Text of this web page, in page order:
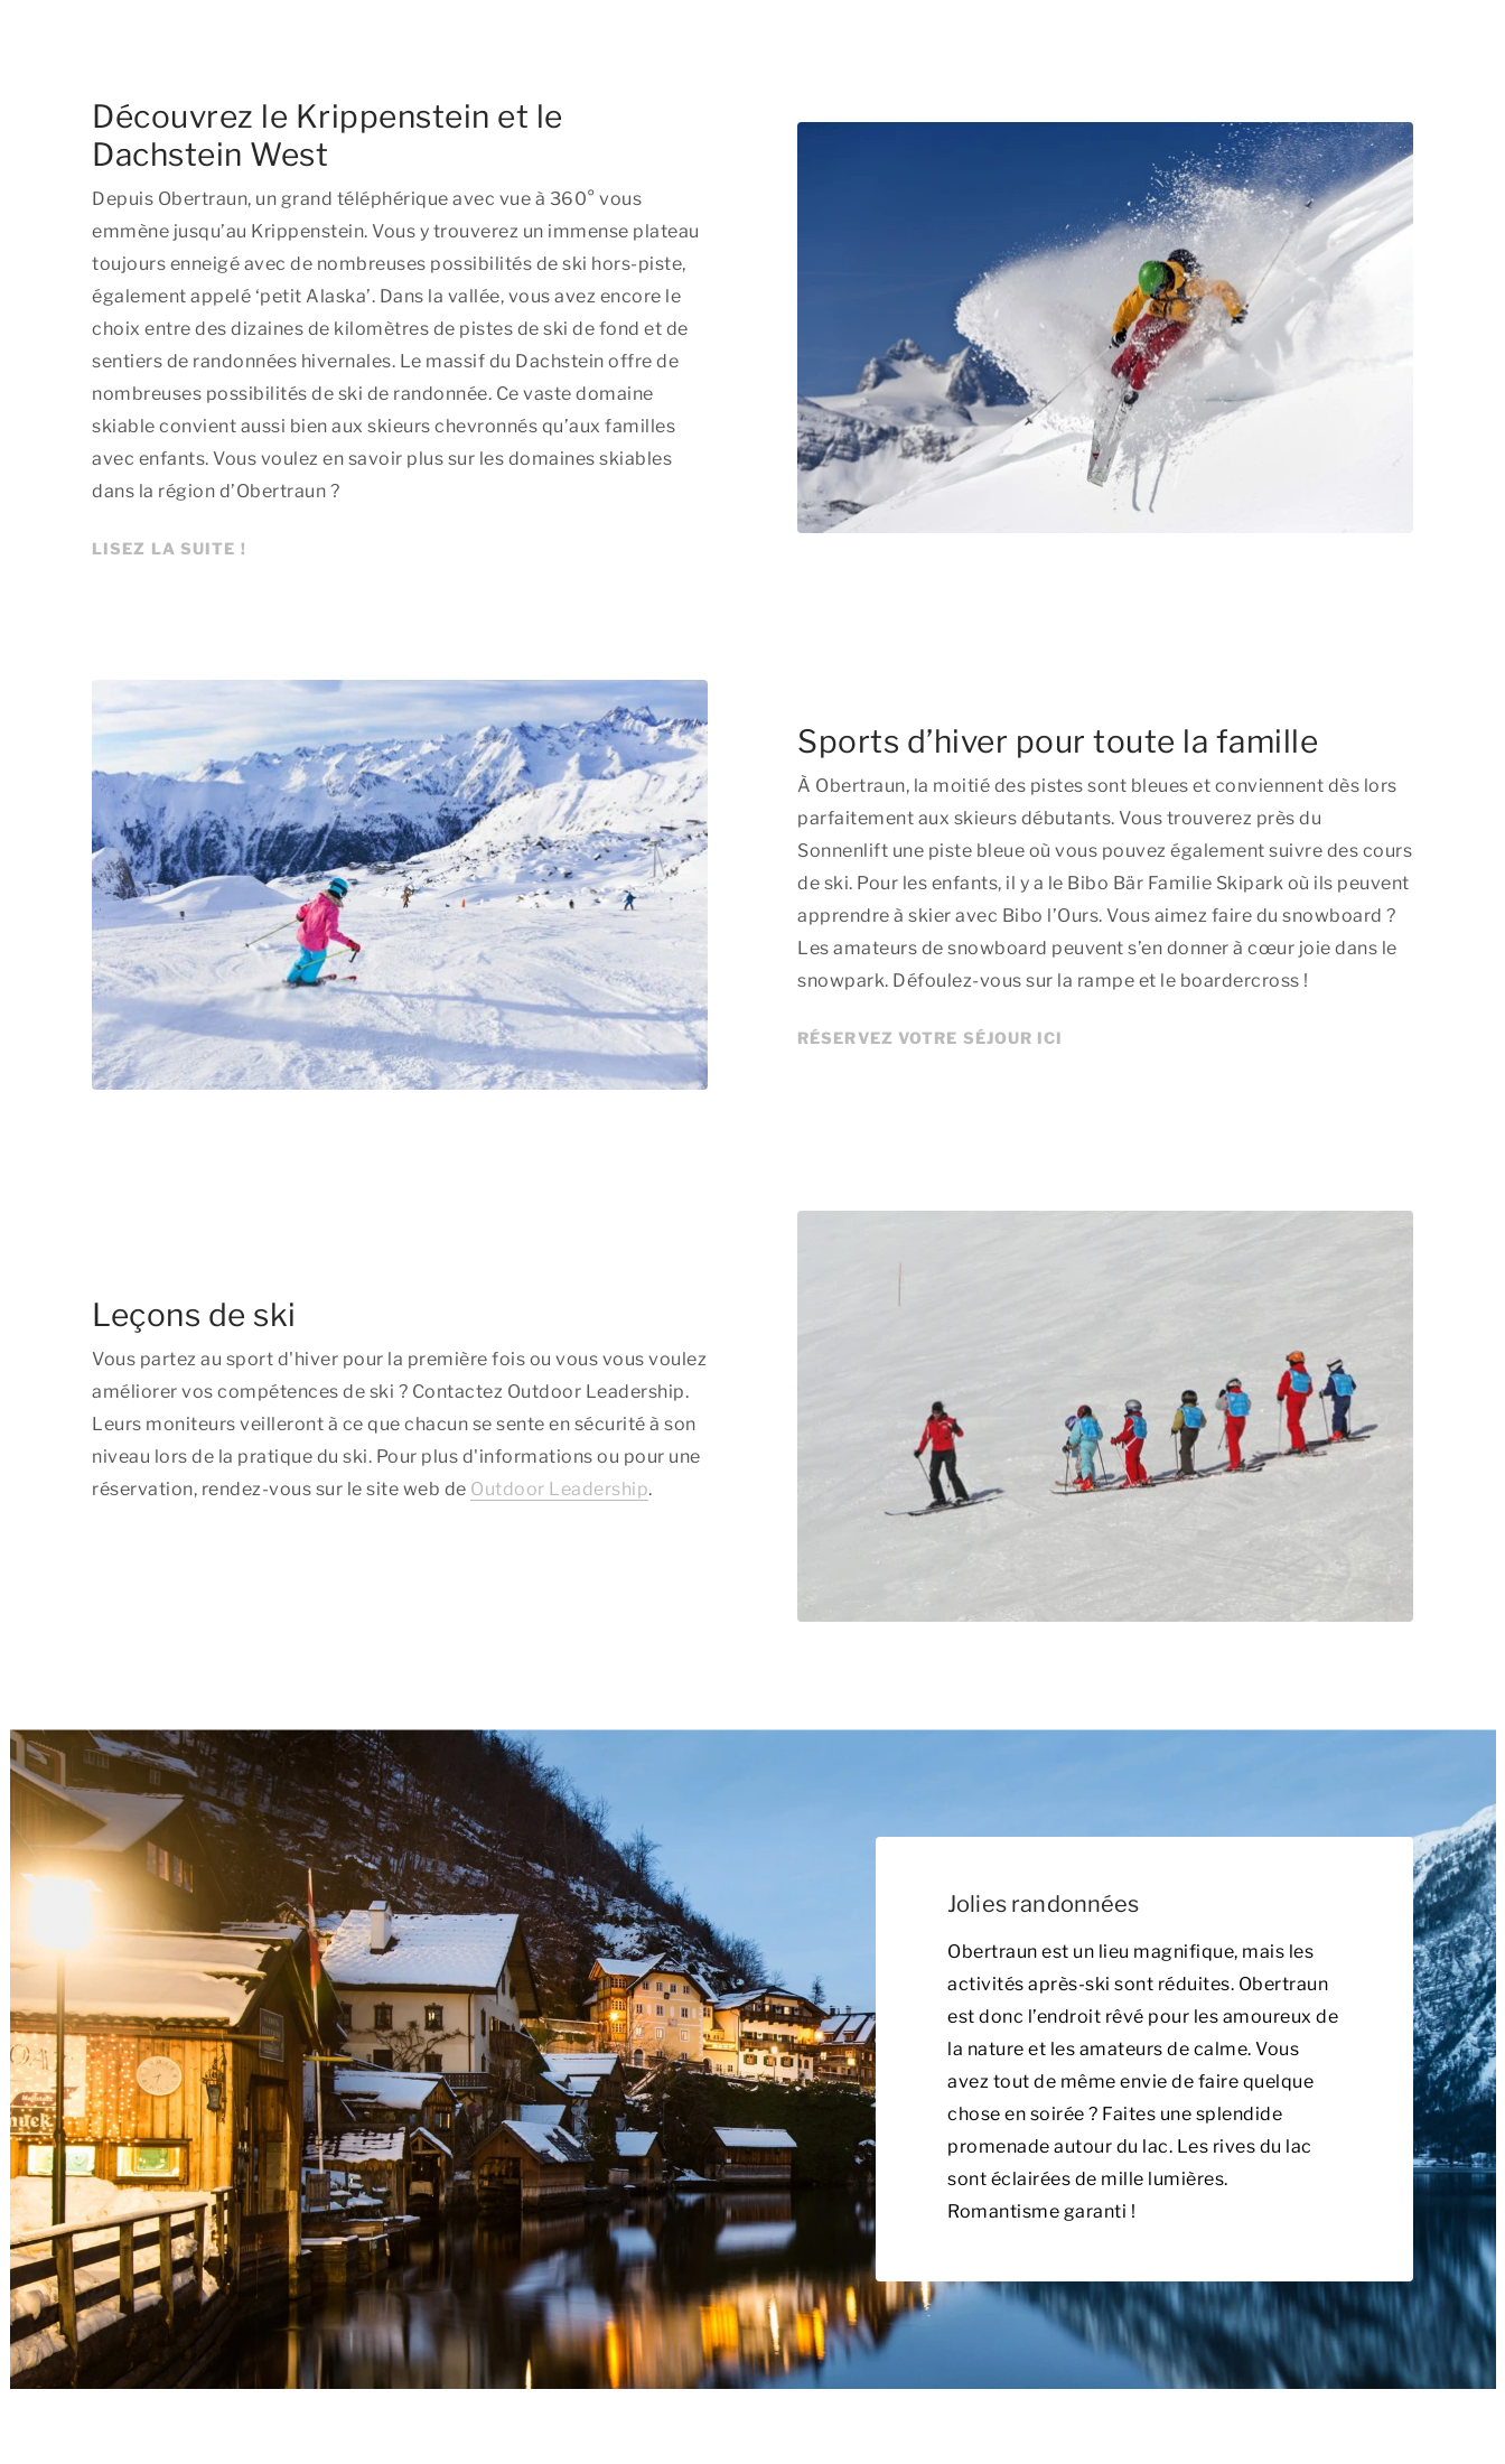
Découvrez le Krippenstein et le
Dachstein West
Depuis Obertraun, un grand téléphérique avec vue à 360° vous
emmène jusqu’au Krippenstein. Vous y trouverez un immense plateau
toujours enneigé avec de nombreuses possibilités de ski hors-piste,
également appelé ‘petit Alaska’. Dans la vallée, vous avez encore le
choix entre des dizaines de kilomètres de pistes de ski de fond et de
sentiers de randonnées hivernales. Le massif du Dachstein offre de
nombreuses possibilités de ski de randonnée. Ce vaste domaine
skiable convient aussi bien aux skieurs chevronnés qu’aux familles
avec enfants. Vous voulez en savoir plus sur les domaines skiables
dans la région d’Obertraun ?
LISEZ LA SUITE !
Sports d’hiver pour toute la famille
À Obertraun, la moitié des pistes sont bleues et conviennent dès lors
parfaitement aux skieurs débutants. Vous trouverez près du
Sonnenlift une piste bleue où vous pouvez également suivre des cours
de ski. Pour les enfants, il y a le Bibo Bär Familie Skipark où ils peuvent
apprendre à skier avec Bibo l’Ours. Vous aimez faire du snowboard ?
Les amateurs de snowboard peuvent s’en donner à cœur joie dans le
snowpark. Défoulez-vous sur la rampe et le boardercross !
RÉSERVEZ VOTRE SÉJOUR ICI
Leçons de ski
Vous partez au sport d'hiver pour la première fois ou vous vous voulez
améliorer vos compétences de ski ? Contactez Outdoor Leadership.
Leurs moniteurs veilleront à ce que chacun se sente en sécurité à son
niveau lors de la pratique du ski. Pour plus d'informations ou pour une
réservation, rendez-vous sur le site web de Outdoor Leadership.
Jolies randonnées
Obertraun est un lieu magnifique, mais les
activités après-ski sont réduites. Obertraun
est donc l’endroit rêvé pour les amoureux de
la nature et les amateurs de calme. Vous
avez tout de même envie de faire quelque
chose en soirée ? Faites une splendide
promenade autour du lac. Les rives du lac
sont éclairées de mille lumières.
Romantisme garanti !